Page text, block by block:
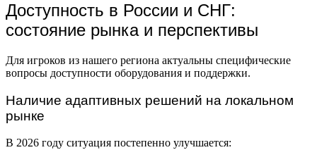
Доступность в России и СНГ:
состояние рынка и перспективы
Для игроков из нашего региона актуальны специфические
вопросы доступности оборудования и поддержки.
Наличие адаптивных решений на локальном
рынке
В 2026 году ситуация постепенно улучшается: